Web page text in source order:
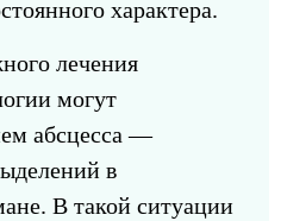
характера.
лечения
могут
абсцесса —
в
В такой ситуации